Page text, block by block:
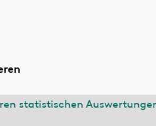
statistischen